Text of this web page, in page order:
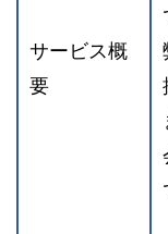
サービス概
要